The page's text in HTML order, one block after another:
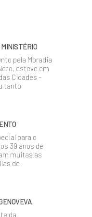
MINISTÉRIO
pela Moradia
esteve em
Cidades –
tanto
para o
39 anos de
muitas as
de
da